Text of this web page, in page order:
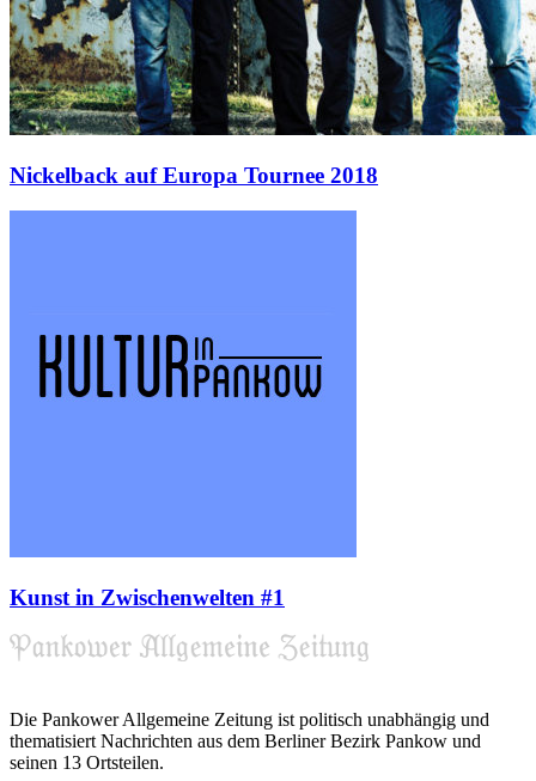
Nickelback auf Europa Tournee 2018
Kunst in Zwischenwelten #1
Die Pankower Allgemeine Zeitung ist politisch unabhängig und
thematisiert Nachrichten aus dem Berliner Bezirk Pankow und
seinen 13 Ortsteilen.